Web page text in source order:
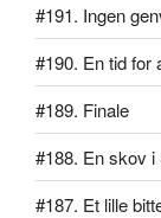
#191. Ingen
#190. En tid for
#189. Finale
#188. En skov i
#187. Et lille